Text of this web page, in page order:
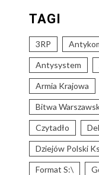
TAGI
3RP
Antysystem
Armia Krajowa
Bitwa
Czytadło
Dziejów Polski
Format S:\